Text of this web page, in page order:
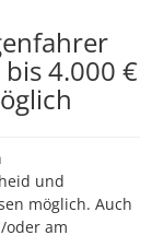
4.000 €
und
möglich. Auch
oder am